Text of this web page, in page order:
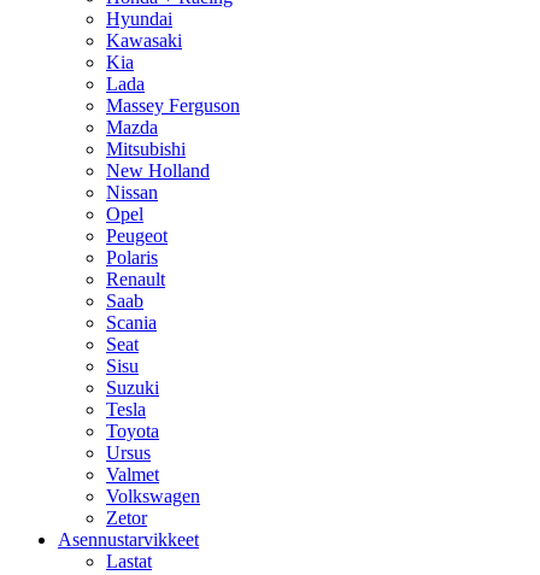
Hyundai
Kawasaki
Kia
Lada
Massey Ferguson
Mazda
Mitsubishi
New Holland
Nissan
Opel
Peugeot
Polaris
Renault
Saab
Scania
Seat
Sisu
Suzuki
Tesla
Toyota
Ursus
Valmet
Volkswagen
Zetor
Asennustarvikkeet
Lastat